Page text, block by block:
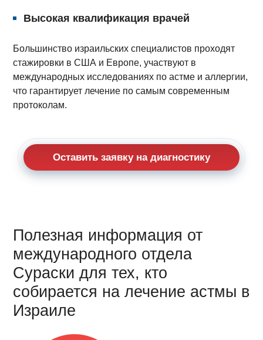
Высокая квалификация врачей
Большинство израильских специалистов проходят
стажировки в США и Европе, участвуют в
международных исследованиях по астме и аллергии,
что гарантирует лечение по самым современным
протоколам.
Оставить заявку на диагностику
Полезная информация от
международного отдела
Сураски для тех, кто
собирается на лечение астмы в
Израиле